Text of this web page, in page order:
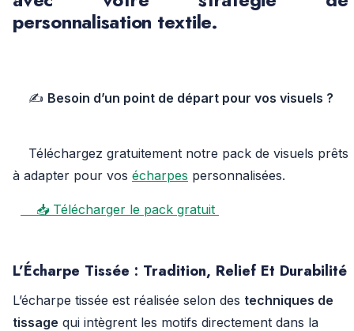
personnalisation textile.
✍️ Besoin d’un point de départ pour vos visuels ?
Téléchargez gratuitement notre pack de visuels prêts
à adapter pour vos écharpes personnalisées.
📥 Télécharger le pack gratuit
L’Écharpe Tissée : Tradition, Relief Et Durabilité
L’écharpe tissée est réalisée selon des techniques de
tissage qui intègrent les motifs directement dans la